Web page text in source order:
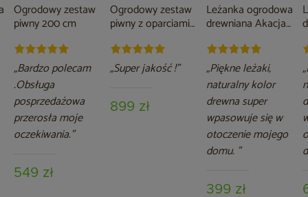
Ogrodowy zestaw
piwny 200 cm
„Bardzo polecam
.Obsługa
posprzedażowa
przerosła moje
oczekiwania.”
549 zł
Ogrodowy zestaw
piwny z oparciami
„Super jakość !”
899 zł
Leżanka ogrodowa
drewniana Akacja
„Piękne leżaki,
naturalny kolor
drewna super
wpasowuje się w
otoczenie mojego
domu. ”
399 zł